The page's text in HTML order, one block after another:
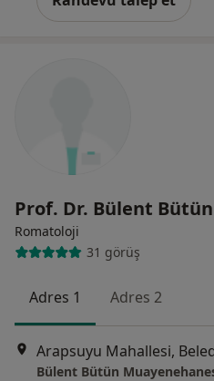
Prof. Dr. Bülent Bütün
Romatoloji
31 görüş
Adres 1 Adres 2
Bülent Bütün